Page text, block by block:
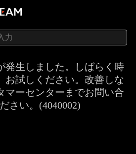
発生しました。しばらく時
お試しください。改善しな
マーセンターまでお問い合
さい。(4040002)